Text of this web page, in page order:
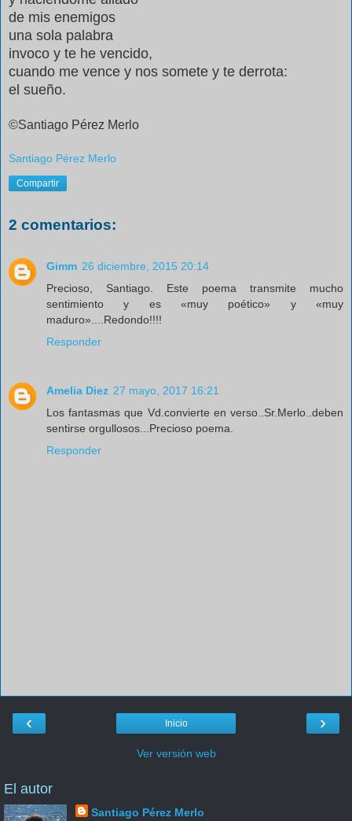
de mis enemigos
una sola palabra
invoco y te he vencido,
cuando me vence y nos somete y te derrota:
el sueño.
©Santiago Pérez Merlo
Santiago Pérez Merlo
Compartir
2 comentarios:
Gimm 26 diciembre, 2015 20:14
Precioso, Santiago. Este poema transmite mucho
sentimiento y es «muy poético» y «muy
maduro»....Redondo!!!!
Responder
Amelia Diez 27 mayo, 2017 16:21
Los fantasmas que Vd.convierte en verso..Sr.Merlo..deben
sentirse orgullosos...Precioso poema.
Responder
‹ ›
Inicio
Ver versión web
El autor
Santiago Pérez Merlo